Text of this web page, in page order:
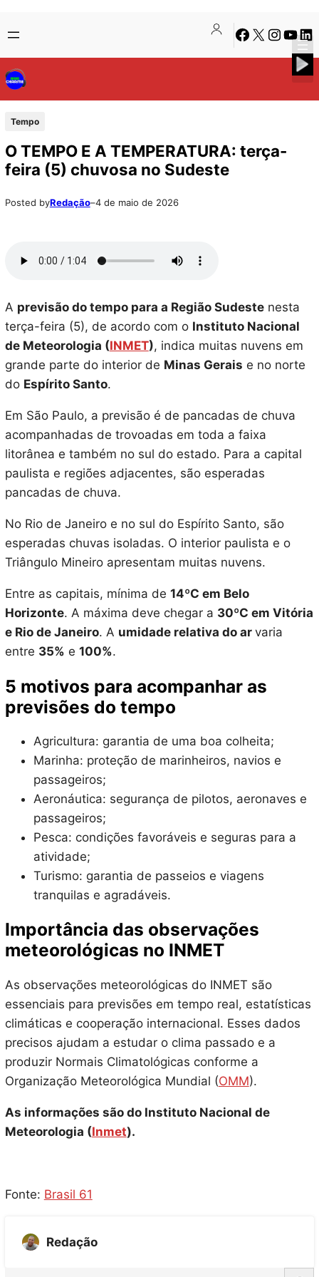
para
o
conteúdo
to
content
Facebook
X Instagram
Tempo
O TEMPO E A TEMPERATURA: terça-
feira (5) chuvosa no Sudeste
Posted byRedação–4 de maio de 2026
A previsão do tempo para a Região Sudestenesta
terça-feira (5), de acordo com o Instituto Nacional
de Meteorologia (INMET), indica muitas nuvens em
grande parte do interior de Minas Gerais e no norte
do Espírito Santo.
Em São Paulo, a previsão é de pancadas de chuva
acompanhadas de trovoadas em toda a faixa
litorânea e também no sul do estado. Para a capital
paulista e regiões adjacentes, são esperadas
pancadas de chuva.
No Rio de Janeiro e no sul do Espírito Santo, são
esperadas chuvas isoladas. O interior paulista e o
Triângulo Mineiro apresentam muitas nuvens.
Entre as capitais, mínima de 14ºC em Belo
Horizonte. A máxima deve chegar a 30ºC em Vitória
e Rio de Janeiro. A umidade relativa do ar varia
entre 35% e 100%.
5 motivos para acompanhar as
previsões do tempo
Agricultura: garantia de uma boa colheita;
Marinha: proteção de marinheiros, navios e
passageiros;
Aeronáutica: segurança de pilotos, aeronaves e
passageiros;
Pesca: condições favoráveis e seguras para a
atividade;
Turismo: garantia de passeios e viagens
tranquilas e agradáveis.
Importância das observações
meteorológicas no INMET
As observações meteorológicas do INMET são
essenciais para previsões em tempo real, estatísticas
climáticas e cooperação internacional. Esses dados
precisos ajudam a estudar o clima passado e a
produzir Normais Climatológicas conforme a
Organização Meteorológica Mundial (OMM).
As informações são do Instituto Nacional de
Meteorologia (Inmet).
Fonte: Brasil 61
Redação